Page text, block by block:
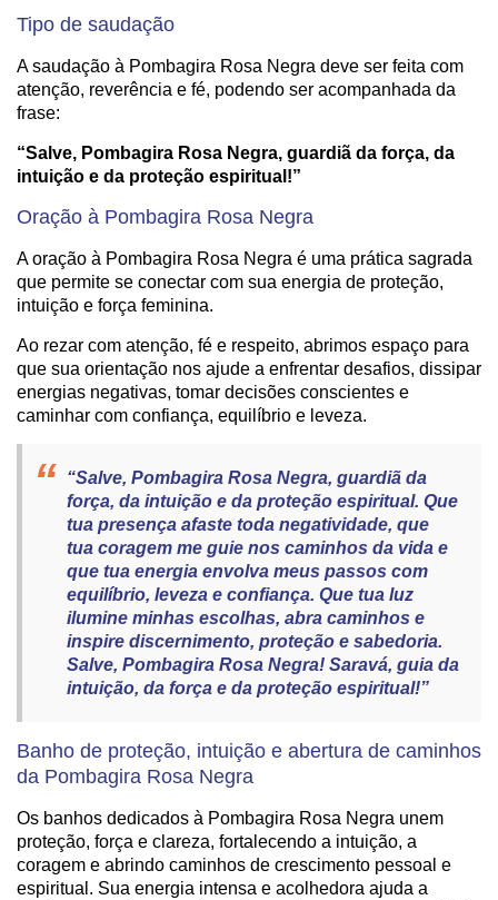
Tipo de saudação
A saudação à Pombagira Rosa Negra deve ser feita com
atenção, reverência e fé, podendo ser acompanhada da
frase:
“Salve, Pombagira Rosa Negra, guardiã da força, da
intuição e da proteção espiritual!”
Oração à Pombagira Rosa Negra
A oração à Pombagira Rosa Negra é uma prática sagrada
que permite se conectar com sua energia de proteção,
intuição e força feminina.
Ao rezar com atenção, fé e respeito, abrimos espaço para
que sua orientação nos ajude a enfrentar desafios, dissipar
energias negativas, tomar decisões conscientes e
caminhar com confiança, equilíbrio e leveza.
“Salve, Pombagira Rosa Negra, guardiã da
força, da intuição e da proteção espiritual. Que
tua presença afaste toda negatividade, que
tua coragem me guie nos caminhos da vida e
que tua energia envolva meus passos com
equilíbrio, leveza e confiança. Que tua luz
ilumine minhas escolhas, abra caminhos e
inspire discernimento, proteção e sabedoria.
Salve, Pombagira Rosa Negra! Saravá, guia da
intuição, da força e da proteção espiritual!”
Banho de proteção, intuição e abertura de caminhos
da Pombagira Rosa Negra
Os banhos dedicados à Pombagira Rosa Negra unem
proteção, força e clareza, fortalecendo a intuição, a
coragem e abrindo caminhos de crescimento pessoal e
espiritual. Sua energia intensa e acolhedora ajuda a